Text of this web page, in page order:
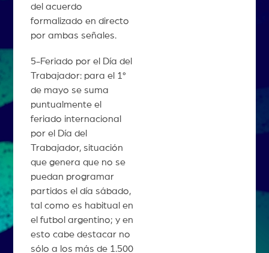
del acuerdo
formalizado en directo
por ambas señales.
5-Feriado por el Día del
Trabajador: para el 1°
de mayo se suma
puntualmente el
feriado internacional
por el Día del
Trabajador, situación
que genera que no se
puedan programar
partidos el día sábado,
tal como es habitual en
el futbol argentino; y en
esto cabe destacar no
sólo a los más de 1.500